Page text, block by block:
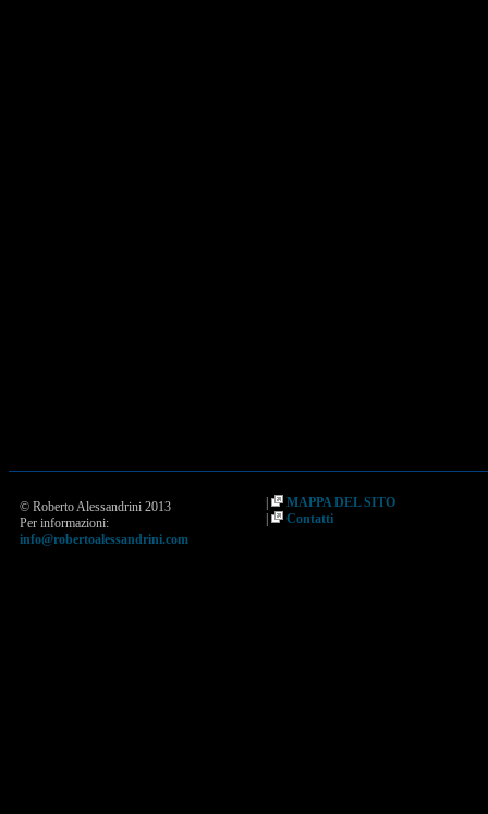
© Roberto Alessandrini 2013
Per informazioni:
info@robertoalessandrini.com
|
MAPPA DEL SITO
|
Contatti